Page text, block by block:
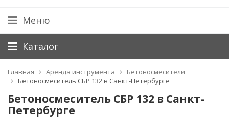
Меню
Каталог
Главная Аренда инструмента
Бетоносмесители
Бетоносмеситель CБP 132 в Санкт-Петербурге
Бетоносмеситель CБP 132 в Санкт-
Петербурге